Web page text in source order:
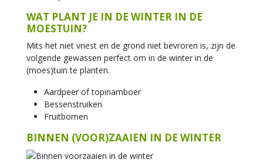
WAT PLANT JE IN DE WINTER IN DE
MOESTUIN?
Mits het niet vriest en de grond niet bevroren is, zijn de
volgende gewassen perfect om in de winter in de
(moes)tuin te planten.
Aardpeer of topinamboer
Bessenstruiken
Fruitbomen
BINNEN (VOOR)ZAAIEN IN DE WINTER